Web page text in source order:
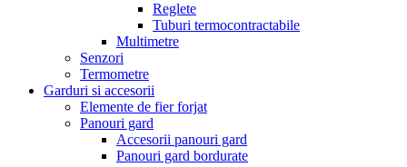
Reglete
Tuburi termocontractabile
Multimetre
Senzori
Termometre
Garduri si accesorii
Elemente de fier forjat
Panouri gard
Accesorii panouri gard
Panouri gard bordurate